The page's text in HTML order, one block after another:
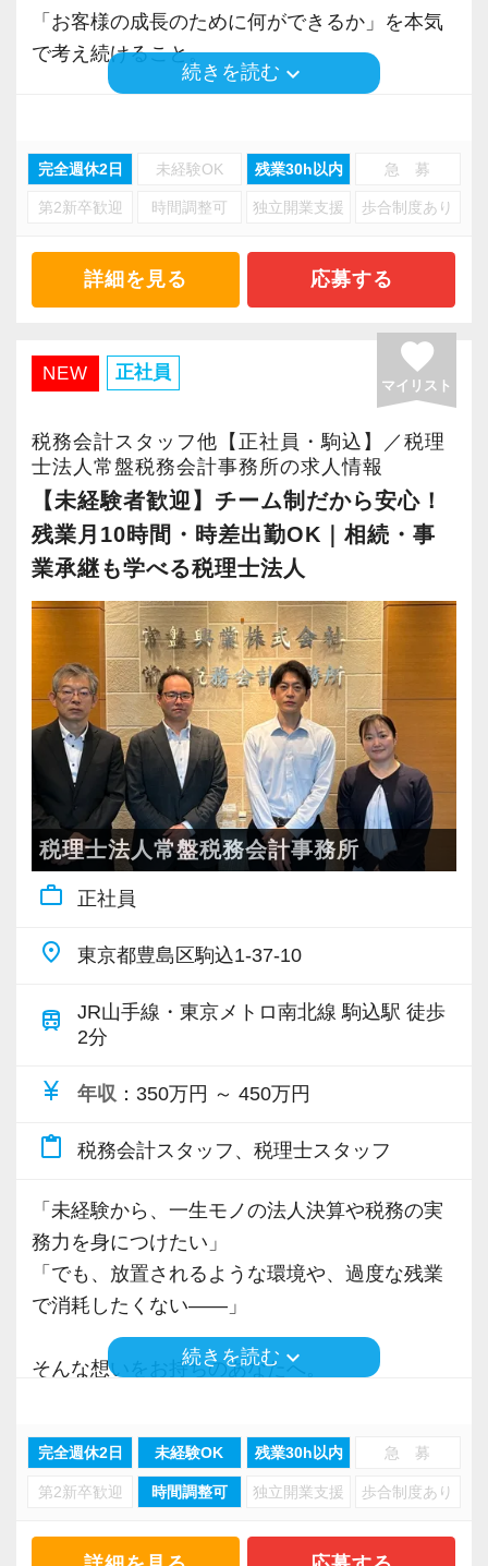
【特徴２/手間は最小限、利益は最大限がテー
もちろん、社員の方の手間も最小限、利益（経
験）は最大限を心がけた業務内容にしていま
具体的には、
・チャット、ZOOMの積極活用により、手間や
移動時間の削減
・独自の資料収集ファイルと記帳代行会社（グ
ループ会社）を活用した入力作業の削減
・数字を基にした、シュミレーションによる将
来利益の見える化
・コーチングを活用したコミュケーションによ
る気づきの最大化
を心がけています。
習熟度に応じて携わる仕事の範囲を広げていく
ため、新しくご入社いただく方も、お客様から
の刺激を受けながら自らの成長を感じていただ
けることと思います。
【特徴３/オーダーメイドの指導で成長を後押
し】
当法人の場合、同じOJTでも、やるべきことを
一方的に与えられて、それができなければ不安
個々の知識やスキルレベルに合わせたオーダー
メイドの教育で、一連の作業に慣れていくまで
柔軟にサポートしていきます。
具体的には、
今後のやりたいことを共有しています。
効率的に進められます。
・コーチング研修により、コーチングを日々の
業務に活用しています。
・その他、必要に応じて研修をご用意していま
立てるサービス提供を行える。
そんな好循環を生み出すためにも今後も色々な
取り組みを進めていきたいと考えています。
2023年8月に障碍者支援事業所シーキューブト
ーキョー（豊島区池袋）を開所しました。
現在では20名以上（年内40名を予定）の障碍者
シーキューブトーキョーでは記帳代行業務を実
施しており、EMP税理士法人では試算表のチェ
ックや税務書類の作成、お客様対応などをして
います。
2024年7月に旧齊木税理士事務所より、EMP税
東京支店では、税理士業務の強化を図るため
に、『10万人の成功のお手伝いをすること』
に、一緒に取り組んでくれる方を募集していま
す。
お人柄重視で採用を行っておりますので、穏や
かで誠実なメンバーが揃い、風通しの良い環境
です。
・今お持ちの能力をもう一段階スキルアップし
たい
・障碍者支援を通じて社会に貢献したい
・仕事とプライベートを両立し長く勤めたい
上記に当てはまる方、ぜひ当法人をご検討くだ
さい！
■東京支店の特徴
【特徴１/売上１億円以下の一人経営者に特化】
売上1億円以下の一人経営者に提供している『ラ
イト顧問サービス』が評価され、依頼が急増し
具体的には、
記帳代行業務
・適正な申告をするための、申告書作成業務
・年１回の決算シュミレーションサービス業務
を行っています。
東京支店代表の齊木が４０才ということもあ
り、お客様も２０代から４０代の方が多いで
今後も、一人経営者は増加する市場のため、じ
【特徴２/手間は最小限、利益は最大限がテー
お客様の手間を最小限にし、お客様利益を最大
「お客様の成長のために何ができるか」を本気
で考え続けること。
に規模を拡大してきました。
した土台のある成長”。
一時的な勢いではなく、長く続く組織づくりを
これまでのご経験を活かし、
お客様対応を中心とした業務をお任せします。
入力業務や書類作成などは専任チームがサポー
トしますので、
入所後は既存のお客様を引き継ぎ、
1年程度で20件前後の担当を持っていただく予定
です。
「担当を持ちながらも、孤立しない」
当事務所は5名1組のチーム制。
担当者が不在でもフォローできる体制を整えて
います。
落ち着いた組織の中で、専門性を高めていきた
い方に適した環境です。
■ 事業承継を続けているからこそ、ポストが生
私たちは今後も事業承継を積極的に進めていき
それに伴い、チーム数や拠点の拡大も続いてい
ます。
ポストは“空く”のを待つのではなく、
組織の成長とともに“生まれていく”環境です。
・チームリーダー
・拠点責任者
・管理職
続きを読む keyboard_arrow_down
完全週休2日 未経験OK 残業30h以内 急 募
第2新卒歓迎 時間調整可 独立開業支援 歩合制度あり
詳細を見る 応募する
NEW 正社員 favorite
マイリスト
税務会計スタッフ他【正社員・駒込】／税理
士法人常盤税務会計事務所の求人情報
【未経験者歓迎】チーム制だから安心！
残業月10時間・時差出勤OK｜相続・事
業承継も学べる税理士法人
税理士法人常盤税務会計事務所
work_outline 正社員
place 東京都豊島区駒込1-37-10
train
JR山手線・東京メトロ南北線 駒込駅 徒歩
2分
currency_yen 年収 ：350万円 ～ 450万円
content_paste 税務会計スタッフ、税理士スタッフ
「未経験から、一生モノの法人決算や税務の実
務力を身につけたい」
「でも、放置されるような環境や、過度な残業
で消耗したくない――」
そんな想いをお持ちのあなたへ。
と働きやすさを同時に叶えませんか？
税理士法人常盤税務会計事務所は、経験豊富な
た、落ち着いていて相談がしやすい税理士法人
続きを読む keyboard_arrow_down
完全週休2日 未経験OK 残業30h以内 急 募
第2新卒歓迎 時間調整可 独立開業支援 歩合制度あり